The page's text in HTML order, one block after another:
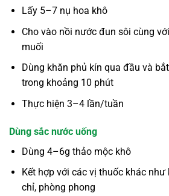
Lấy 5–7 nụ hoa khô
Cho vào nồi nước đun sôi cùng
muối
Dùng khăn phủ kín qua đầu và
trong khoảng 10 phút
Thực hiện 3–4 lần/tuần
Dùng sắc nước uống
Dùng 4–6g thảo mộc khô
Kết hợp với các vị thuốc khác như
chỉ, phòng phong